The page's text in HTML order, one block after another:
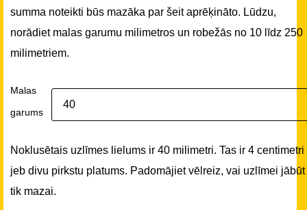
summa noteikti būs mazāka par šeit aprēķināto. Lūdzu,
norādiet malas garumu milimetros un robežās no 10 līdz 250
milimetriem.
Malas
garums
Noklusētais uzlīmes lielums ir 40 milimetri. Tas ir 4 centimetri
jeb divu pirkstu platums. Padomājiet vēlreiz, vai uzlīmei jābūt
tik mazai.